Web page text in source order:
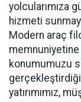
yolcularımıza
hizmeti
Modern araç
konumumuzu
yatırımımız,